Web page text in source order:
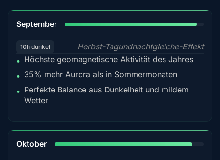
September
10h dunkel
Herbst-Tagundnachtgleiche-Effekt
• Höchste geomagnetische Aktivität des Jahres
• 35% mehr Aurora als in Sommermonaten
• Perfekte Balance aus Dunkelheit und mildem
Wetter
Oktober